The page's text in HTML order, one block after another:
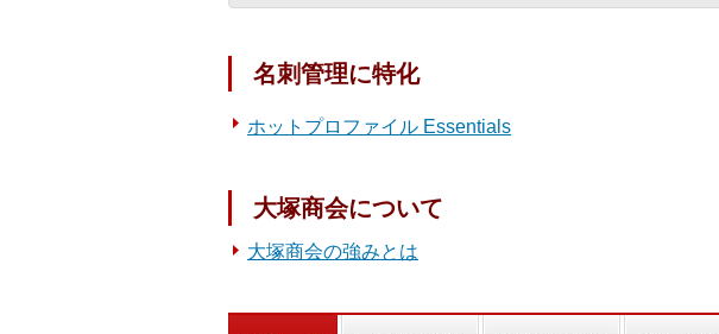
名刺管理に特化
ホットプロファイル Essentials
大塚商会について
大塚商会の強みとは